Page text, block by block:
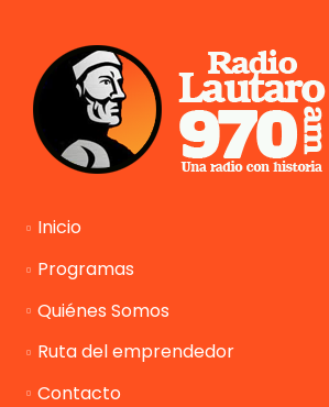
Inicio
Programas
Quiénes Somos
Ruta del emprendedor
Contacto